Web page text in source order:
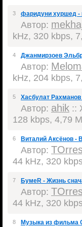
3 фаридуни хуршед -
Автор:
kHz, 320 kbps,
4 Джанмирзоев
Автор:
kHz, 204 kbps,
5 Хасбулат
Автор: ahik ::
128 kbps, 4,79
6 Виталий Аксёнов -
Автор:
44 kHz, 320
7 БумеR - Жизнь
Автор:
44 kHz, 320
8 Музыка из фильма